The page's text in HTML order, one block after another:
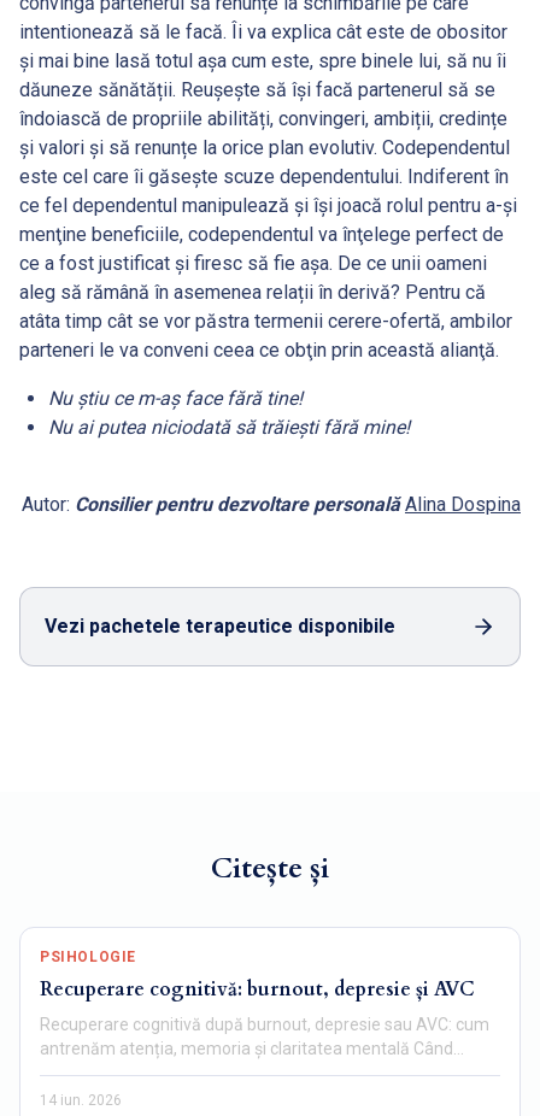
intentionează să le facă. Îi va explica cât este de obositor
și mai bine lasă totul așa cum este, spre binele lui, să nu îi
dăuneze sănătății. Reușește să își facă partenerul să se
îndoiască de propriile abilități, convingeri, ambiții, credințe
și valori și să renunțe la orice plan evolutiv. Codependentul
este cel care îi găseşte scuze dependentului. Indiferent în
ce fel dependentul manipulează şi îşi joacă rolul pentru a-şi
menţine beneficiile, codependentul va înţelege perfect de
ce a fost justificat şi firesc să fie aşa. De ce unii oameni
aleg să rămână în asemenea relații în derivă? Pentru că
atâta timp cât se vor păstra termenii cerere-ofertă, ambilor
parteneri le va conveni ceea ce obţin prin această alianţă.
Nu ştiu ce m-aş face fără tine!
Nu ai putea niciodată să trăieşti fără mine!
Autor: Consilier pentru dezvoltare personalăAlina Dospina
Vezi pachetele terapeutice disponibile
Citește și
PSIHOLOGIE
Recuperare cognitivă: burnout, depresie și AVC
Recuperare cognitivă după burnout, depresie sau AVC: cum
antrenăm atenția, memoria și claritatea mentală Când
mintea…
14 iun. 2026